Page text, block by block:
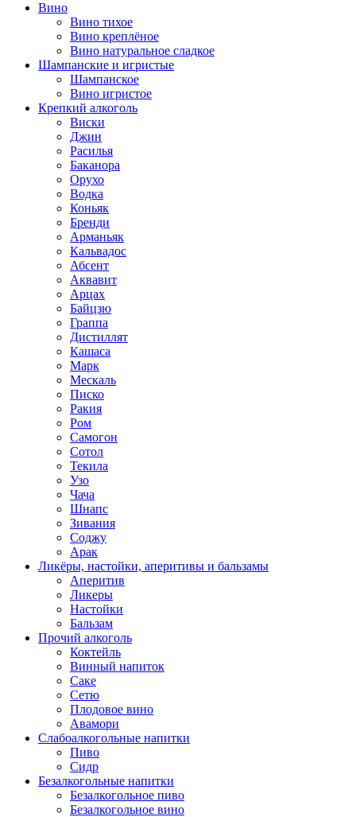
Вино
Вино тихое
Вино креплёное
Вино натуральное сладкое
Шампанские и игристые
Шампанское
Вино игристое
Крепкий алкоголь
Виски
Джин
Расилья
Баканора
Орухо
Водка
Коньяк
Бренди
Арманьяк
Кальвадос
Абсент
Аквавит
Арцах
Байцзю
Граппа
Дистиллят
Кашаса
Марк
Мескаль
Писко
Ракия
Ром
Самогон
Сотол
Текила
Узо
Чача
Шнапс
Зивания
Соджу
Арак
Ликёры, настойки, аперитивы и бальзамы
Аперитив
Ликеры
Настойки
Бальзам
Прочий алкоголь
Коктейль
Винный напиток
Саке
Сетю
Плодовое вино
Авамори
Слабоалкогольные напитки
Пиво
Сидр
Безалкогольные напитки
Безалкогольное пиво
Безалкогольное вино